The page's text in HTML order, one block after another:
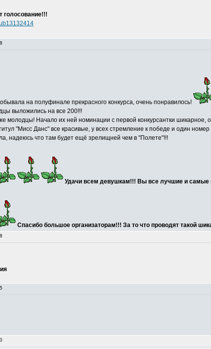
голосование!!!
на полуфинале прекрасного конкурса, очень понравилось!
выложились на все 200!!!
молодцы! Начало их ней номинации с первой конкурсантки шикарное,
"Мисс Данс" все красивые, у всех стремление к победе и один
надеюсь что там будет ещё зрелищней чем в "Полете"!!!
Удачи всем девушкам!!! Вы все лучшие и самые
Спасибо большое организаторам!!! За то что проводят такой